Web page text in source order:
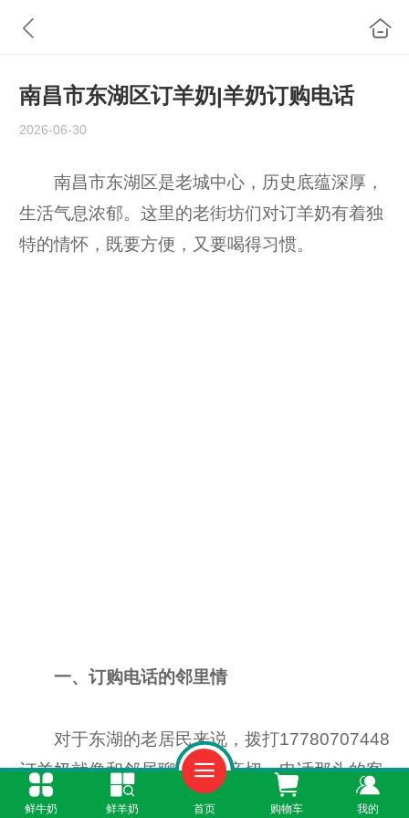
南昌市东湖区订羊奶|羊奶订购电话
2026-06-30
南昌市东湖区是老城中心，历史底蕴深厚，
生活气息浓郁。这里的老街坊们对订羊奶有着独
特的情怀，既要方便，又要喝得习惯。
一、订购电话的邻里情
对于东湖的老居民来说，拨打17780707448
订羊奶就像和邻居聊天一样亲切。电话那头的客
服不仅业务熟练，还能聊上几句家常。您可以指
鲜牛奶 鲜羊奶 首页 购物车 我的